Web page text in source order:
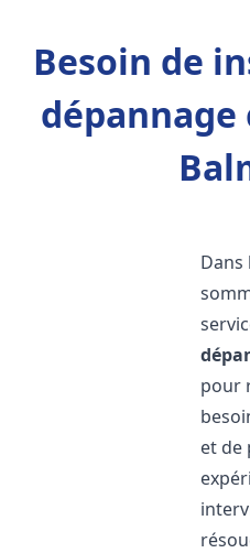
Besoin de
dépannage
Dans
pour
et de